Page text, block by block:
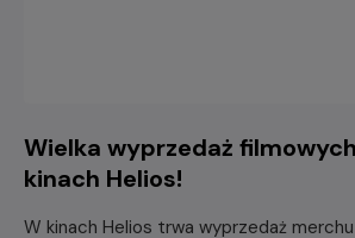
Wielka wyprzedaż
kinach Helios!
W kinach Helios trwa wyprzedaż